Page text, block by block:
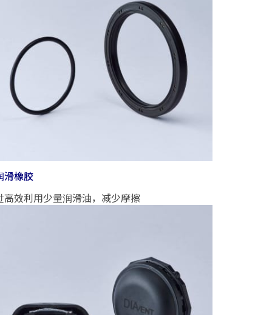
滑橡胶
高效利用少量润滑油，减少摩擦